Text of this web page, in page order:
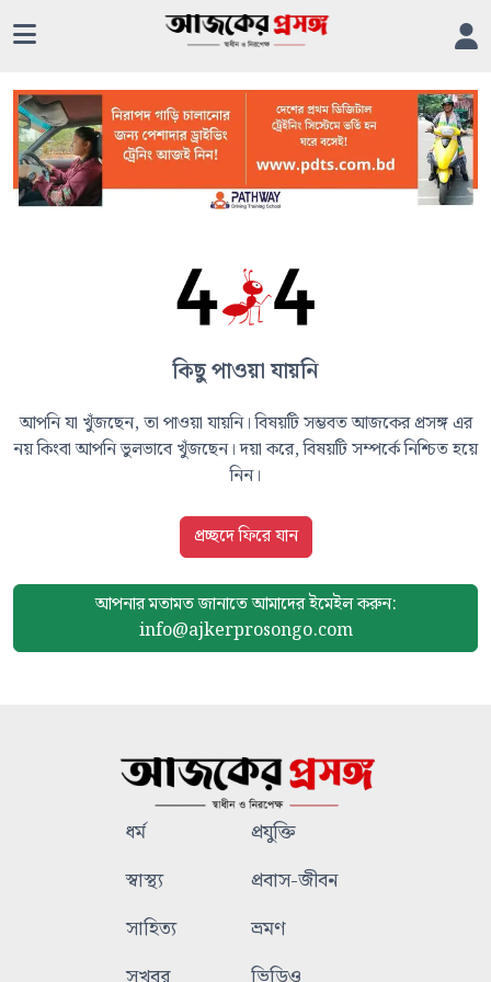
কিছু পাওয়া যায়নি
আপনি যা খুঁজছেন, তা পাওয়া যায়নি। বিষয়টি সম্ভবত আজকের প্রসঙ্গ এর
নয় কিংবা আপনি ভুলভাবে খুঁজছেন। দয়া করে, বিষয়টি সম্পর্কে নিশ্চিত হয়ে
নিন।
প্রচ্ছদে ফিরে যান
আপনার মতামত জানাতে আমাদেরইমেইল করুন:
info@ajkerprosongo.com
ধর্ম
প্রযুক্তি
স্বাস্থ্য
প্রবাস-জীবন
সাহিত্য
ভ্রমণ